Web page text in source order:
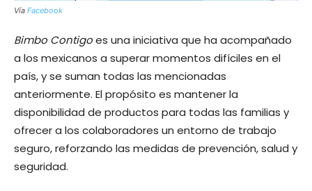
Vía Facebook
Bimbo Contigoes una iniciativa que ha acompañado
a los mexicanos a superar momentos difíciles en el
país, y se suman todas las mencionadas
anteriormente. El propósito es mantener la
disponibilidad de productos para todas las familias y
ofrecer a los colaboradores un entorno de trabajo
seguro, reforzando las medidas de prevención, salud y
seguridad.